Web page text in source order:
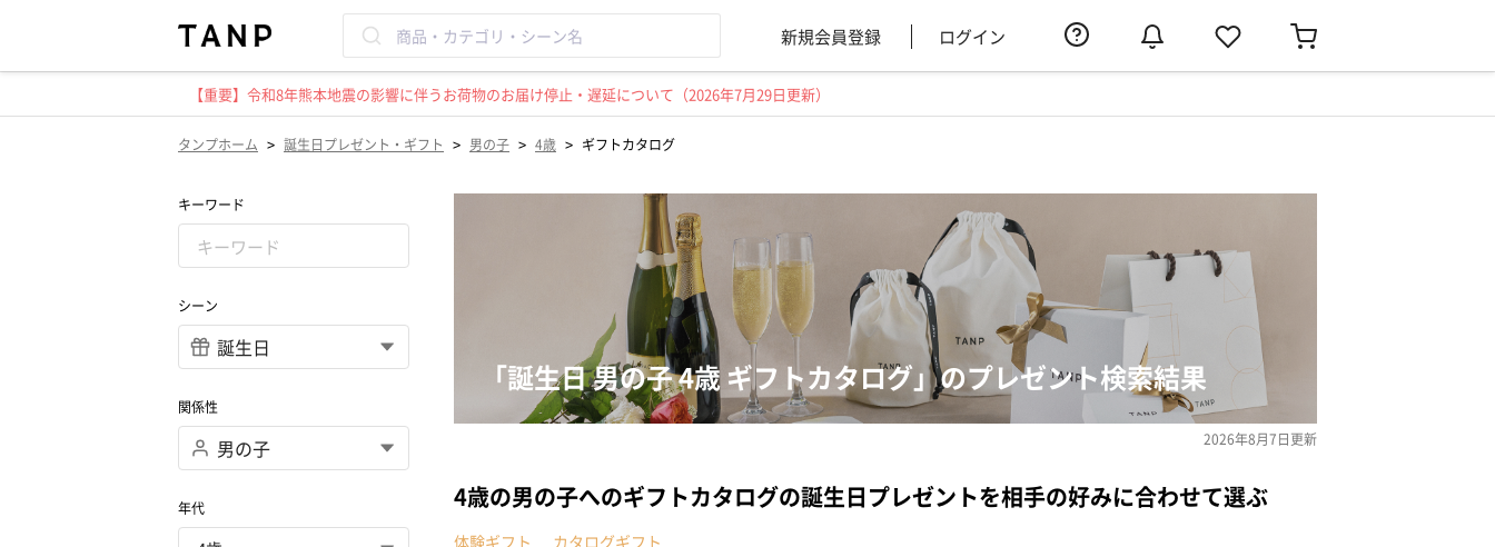
新規会員登録 ログイン
【重要】令和8年熊本地震の影響に伴うお荷物のお届け停止・遅延について（2026年7月29日更新）
タンプホーム > 誕生日プレゼント・ギフト > 男の子 > 4歳 > ギフトカタログ
キーワード
シーン
関係性
年代
「誕生日 男の子 4歳 ギフトカタログ」のプレゼント検索結果
2026年8月7日更新
4歳の男の子へのギフトカタログの誕生日プレゼントを相手の好みに合わせて選ぶ
体験ギフト カタログギフト